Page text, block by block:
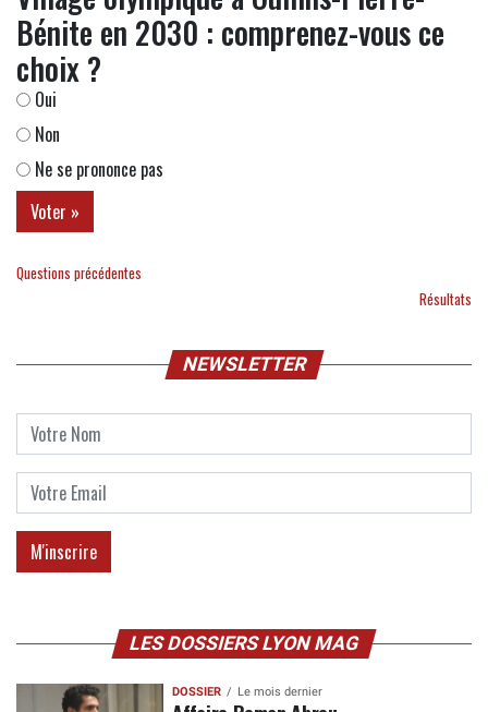
Bénite en 2030 : comprenez-vous ce
choix ?
Oui
Non
Ne se prononce pas
Questions précédentes
Résultats
NEWSLETTER
LES DOSSIERS LYON MAG
DOSSIER Le mois dernier